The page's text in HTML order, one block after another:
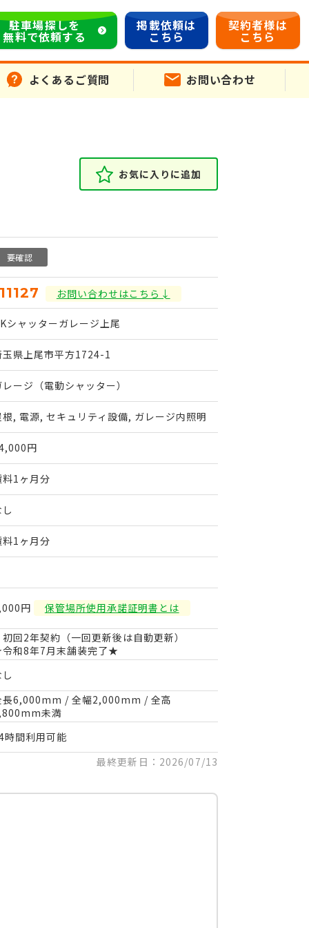
駐車場探しを
無料で依頼する
掲載依頼は
こちら
契約者様は
こちら
よくあるご質問 お問い合わせ
お気に入りに追加
要確認
お問い合わせはこちら↓
シャッターガレージ上尾
玉県上尾市平方1724-1
ージ（電動シャッター）
根, 電源, セキュリティ設備, ガレージ内照明
円
料1ヶ月分
料1ヶ月分
円 保管場所使用承諾証明書とは
初回2年契約（一回更新後は自動更新）
和8年7月末舗装完了★
長6,000mm / 全幅2,000mm / 全高
未満
時間利用可能
最終更新日：2026/07/13